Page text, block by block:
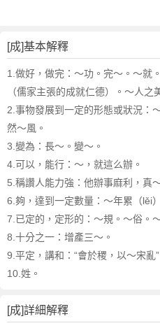
[成]基本解釋
1.做好，做完 ：～功。完～。～就
（儒家主張的成就仁德）。～人之
2.事物發展到一定的形態或狀況 ：
然～風。
3.變為 ：長～。變～。
4.可以，能行 ：～，就這么辦。
5.稱讚人能力強 ：他辦事麻利，真
6.夠，達到一定數量 ：～年累（lěi
7.已定的，定形的 ：～規。～俗。
8.十分之一 ：增產三～。
9.平定，講和 ：“會於稷，以～宋亂”
10.姓。
[成]詳細解釋